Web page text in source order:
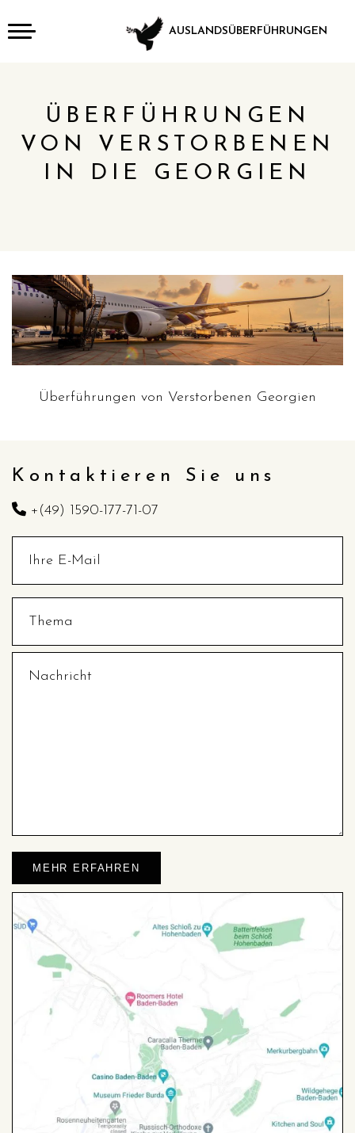
AUSLANDSÜBERFÜHRUNGEN
ÜBERFÜHRUNGEN
VON VERSTORBENEN
IN DIE GEORGIEN
Überführungen von Verstorbenen Georgien
Kontaktieren Sie uns
+(49) 1590-177-71-07